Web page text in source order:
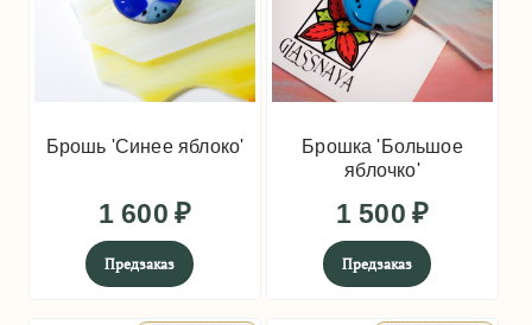
Брошь 'Синее яблоко'
1 600 ₽
Предзаказ
Брошка 'Большое
яблочко'
1 500 ₽
Предзаказ